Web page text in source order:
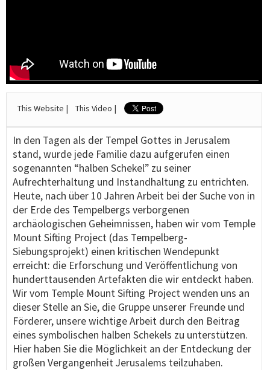
This Website | This Video |
In den Tagen als der Tempel Gottes in Jerusalem
stand, wurde jede Familie dazu aufgerufen einen
sogenannten “halben Schekel” zu seiner
Aufrechterhaltung und Instandhaltung zu entrichten.
Heute, nach über 10 Jahren Arbeit bei der Suche von in
der Erde des Tempelbergs verborgenen
archäologischen Geheimnissen, haben wir vom Temple
Mount Sifting Project (das Tempelberg-
Siebungsprojekt) einen kritischen Wendepunkt
erreicht: die Erforschung und Veröffentlichung von
hunderttausenden Artefakten die wir entdeckt haben.
Wir vom Temple Mount Sifting Project wenden uns an
dieser Stelle an Sie, die Gruppe unserer Freunde und
Förderer, unsere wichtige Arbeit durch den Beitrag
eines symbolischen halben Schekels zu unterstützen.
Hier haben Sie die Möglichkeit an der Entdeckung der
großen Vergangenheit Jerusalems teilzuhaben.